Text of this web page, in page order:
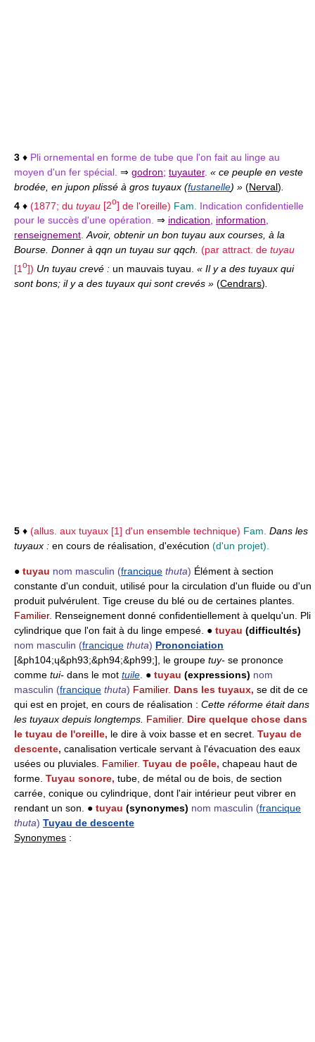
3 ♦ Pli ornemental en forme de tube que l'on fait au linge au
moyen d'un fer spécial. ⇒ godron; tuyauter. « ce peuple en veste
brodée, en jupon plissé à gros tuyaux (fustanelle) » (Nerval)
4 ♦ (1877; du tuyau [2o] de l'oreille) Fam.
Indication confidentielle
pour le succès d'une opération. ⇒ indication, information,
renseignement.Avoir, obtenir un bon tuyau aux courses, à la
Bourse. Donner à qqn un tuyau sur qqch. (par attract. de tuyau
[1 o]) Un tuyau crevé : un mauvais tuyau. « Il y a des tuyaux qui
sont bons; il y a des tuyaux qui sont crevés » (Cendrars)
5 ♦ (allus. aux tuyaux [1] d'un ensemble technique) Fam. Dans les
tuyaux : en cours de réalisation, d'exécution (d'un projet).
● tuyau nom masculin (francique thuta) Élément à section
constante d'un conduit, utilisé pour la circulation d'un fluide ou d'un
produit pulvérulent. Tige creuse du blé ou de certaines plantes.
Familier. Renseignement donné confidentiellement à quelqu'un. Pli
cylindrique que l'on fait à du linge empesé. ● tuyau (difficultés)
nom masculin (francique thuta) Prononciation
[&ph104;ɥ&ph93;&ph94;&ph99;], le groupe tuy- se prononce
comme tui- dans le mot tuile . ● tuyau (expressions) nom
masculin (francique thuta) Familier. Dans les tuyaux, se dit de ce
qui est en projet, en cours de réalisation : Cette réforme était dans
les tuyaux depuis longtemps. Familier. Dire quelque chose dans
le tuyau de l'oreille, le dire à voix basse et en secret. Tuyau de
descente, canalisation verticale servant à l'évacuation des eaux
usées ou pluviales. Familier. Tuyau de poêle, chapeau haut de
forme. Tuyau sonore, tube, de métal ou de bois, de section
carrée, conique ou cylindrique, dont l'air intérieur peut vibrer en
rendant un son. ● tuyau (synonymes) nom masculin (francique
thuta) Tuyau de descente
Synonymes :